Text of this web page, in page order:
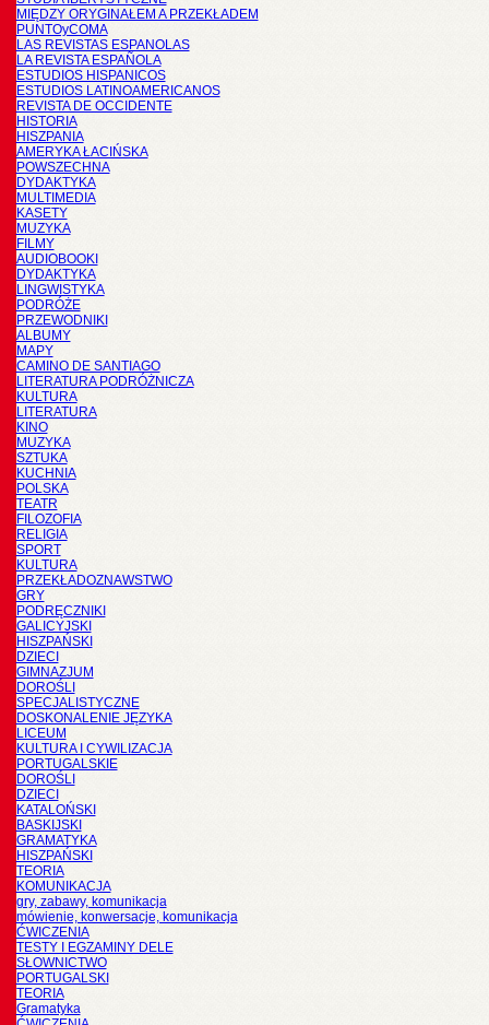
MIĘDZY ORYGINAŁEM A PRZEKŁADEM
PUNTOyCOMA
LAS REVISTAS ESPANOLAS
LA REVISTA ESPAÑOLA
ESTUDIOS HISPANICOS
ESTUDIOS LATINOAMERICANOS
REVISTA DE OCCIDENTE
HISTORIA
HISZPANIA
AMERYKA ŁACIŃSKA
POWSZECHNA
DYDAKTYKA
MULTIMEDIA
KASETY
MUZYKA
FILMY
AUDIOBOOKI
DYDAKTYKA
LINGWISTYKA
PODRÓŻE
PRZEWODNIKI
ALBUMY
MAPY
CAMINO DE SANTIAGO
LITERATURA PODRÓŻNICZA
KULTURA
LITERATURA
KINO
MUZYKA
SZTUKA
KUCHNIA
POLSKA
TEATR
FILOZOFIA
RELIGIA
SPORT
KULTURA
PRZEKŁADOZNAWSTWO
GRY
PODRĘCZNIKI
GALICYJSKI
HISZPAŃSKI
DZIECI
GIMNAZJUM
DOROŚLI
SPECJALISTYCZNE
DOSKONALENIE JĘZYKA
LICEUM
KULTURA I CYWILIZACJA
PORTUGALSKIE
DOROŚLI
DZIECI
KATALOŃSKI
BASKIJSKI
GRAMATYKA
HISZPAŃSKI
TEORIA
KOMUNIKACJA
gry, zabawy, komunikacja
mówienie, konwersacje, komunikacja
ĆWICZENIA
TESTY I EGZAMINY DELE
SŁOWNICTWO
PORTUGALSKI
TEORIA
Gramatyka